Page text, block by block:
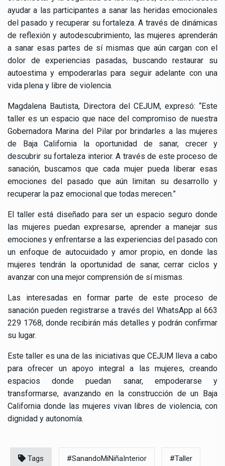
ayudar a las participantes a sanar las heridas emocionales
del pasado y recuperar su fortaleza. A través de dinámicas
de reflexión y autodescubrimiento, las mujeres aprenderán
a sanar esas partes de sí mismas que aún cargan con el
dolor de experiencias pasadas, buscando restaurar su
autoestima y empoderarlas para seguir adelante con una
vida plena y libre de violencia.
Magdalena Bautista, Directora del CEJUM, expresó: “Este
taller es un espacio que nace del compromiso de nuestra
Gobernadora Marina del Pilar por brindarles a las mujeres
de Baja California la oportunidad de sanar, crecer y
descubrir su fortaleza interior. A través de este proceso de
sanación, buscamos que cada mujer pueda liberar esas
emociones del pasado que aún limitan su desarrollo y
recuperar la paz emocional que todas merecen.”
El taller está diseñado para ser un espacio seguro donde
las mujeres puedan expresarse, aprender a manejar sus
emociones y enfrentarse a las experiencias del pasado con
un enfoque de autocuidado y amor propio, en donde las
mujeres tendrán la oportunidad de sanar, cerrar ciclos y
avanzar con una mejor comprensión de sí mismas.
Las interesadas en formar parte de este proceso de
sanación pueden registrarse a través del WhatsApp al 663
229 1768, donde recibirán más detalles y podrán confirmar
su lugar.
Este taller es una de las iniciativas que CEJUM lleva a cabo
para ofrecer un apoyo integral a las mujeres, creando
espacios donde puedan sanar, empoderarse y
transformarse, avanzando en la construcción de un Baja
California donde las mujeres vivan libres de violencia, con
dignidad y autonomía.
Tags #SanandoMiNiñaInterior #Taller